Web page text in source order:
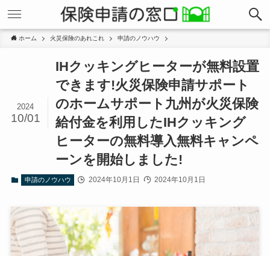
ホーム 火災保険のあれこれ 申請のノウハウ
IHクッキングヒーターが無料設置
できます!火災保険申請サポート
のホームサポート九州が火災保険
給付金を利用したIHクッキング
ヒーターの無料導入無料キャンペ
ーンを開始しました!
2024
10/01
申請のノウハウ 2024年10月1日 2024年10月1日